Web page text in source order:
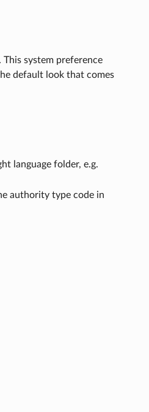
system preference
default look that comes
language folder, e.g.
authority type code in